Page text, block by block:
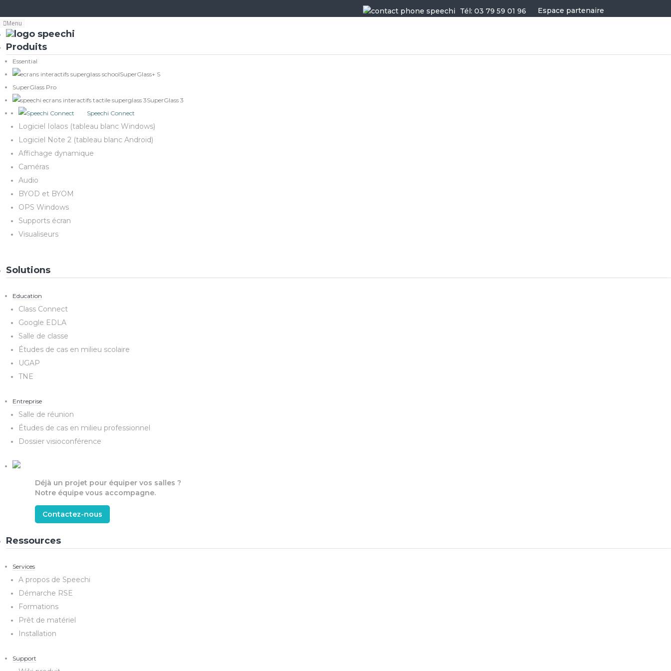
Tél: 03 79 59 01 96 Espace partenaire
Menu
Produits
Essential
SuperGlass+ S
SuperGlass Pro
SuperGlass 3
Speechi Connect
Logiciel Iolaos (tableau blanc Windows)
Logiciel Note 2 (tableau blanc Android)
Affichage dynamique
Caméras
Audio
BYOD et BYOM
OPS Windows
Supports écran
Visualiseurs
Solutions
Education
Class Connect
Google EDLA
Salle de classe
Études de cas en milieu scolaire
UGAP
TNE
Entreprise
Salle de réunion
Études de cas en milieu professionnel
Dossier visioconférence
Déjà un projet pour équiper vos salles ?
Notre équipe vous accompagne.
Contactez-nous
Ressources
Services
A propos de Speechi
Démarche RSE
Formations
Prêt de matériel
Installation
Support